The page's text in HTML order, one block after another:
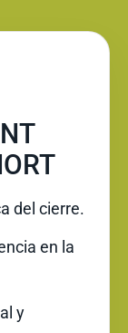
del cierre.
en la
y